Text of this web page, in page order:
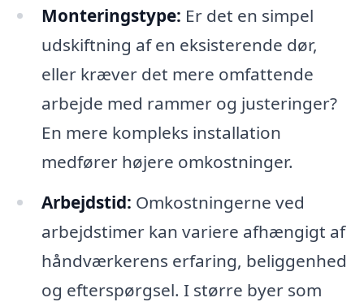
Monteringstype: Er det en simpel
udskiftning af en eksisterende dør,
eller kræver det mere omfattende
arbejde med rammer og justeringer?
En mere kompleks installation
medfører højere omkostninger.
Arbejdstid: Omkostningerne ved
arbejdstimer kan variere afhængigt af
håndværkerens erfaring, beliggenhed
og efterspørgsel. I større byer som